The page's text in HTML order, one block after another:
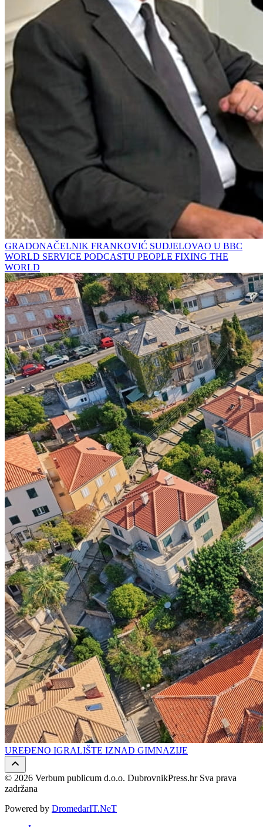
GRADONAČELNIK FRANKOVIĆ SUDJELOVAO U BBC
WORLD SERVICE PODCASTU PEOPLE FIXING THE
WORLD
UREĐENO IGRALIŠTE IZNAD GIMNAZIJE
© 2026 Verbum publicum d.o.o. DubrovnikPress.hr Sva prava
zadržana
Powered by DromedarIT.NeT